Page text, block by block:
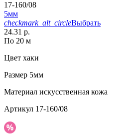
17-160/08
5мм
checkmark_alt_circleВыбрать
24.31 р.
По 20 м
Цвет хаки
Размер 5мм
Материал искусственная кожа
Артикул 17-160/08